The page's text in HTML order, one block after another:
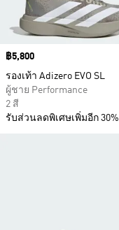
Price
฿5,800
รองเท้า Adizero EVO SL
ผู้ชาย Performance
2 สี
รับส่วนลดพิเศษเพิ่มอีก 30%